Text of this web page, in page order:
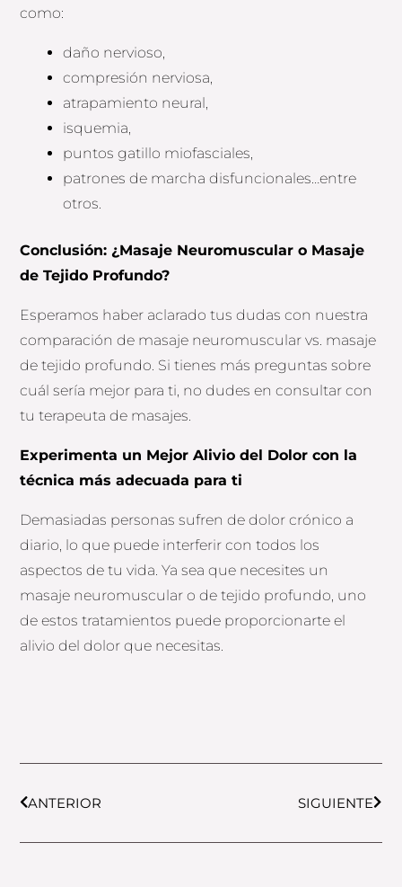
como:
daño nervioso,
compresión nerviosa,
atrapamiento neural,
isquemia,
puntos gatillo miofasciales,
patrones de marcha disfuncionales…entre
otros.
Conclusión: ¿Masaje Neuromuscular o Masaje
de Tejido Profundo?
Esperamos haber aclarado tus dudas con nuestra
comparación de masaje neuromuscular vs. masaje
de tejido profundo. Si tienes más preguntas sobre
cuál sería mejor para ti, no dudes en consultar con
tu terapeuta de masajes.
Experimenta un Mejor Alivio del Dolor con la
técnica más adecuada para ti
Demasiadas personas sufren de dolor crónico a
diario, lo que puede interferir con todos los
aspectos de tu vida. Ya sea que necesites un
masaje neuromuscular o de tejido profundo, uno
de estos tratamientos puede proporcionarte el
alivio del dolor que necesitas.
ANTERIOR
SIGUIENTE